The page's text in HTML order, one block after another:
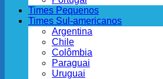
Times Pequenos
Times Sul-americanos
Argentina
Chile
Colômbia
Paraguai
Uruguai